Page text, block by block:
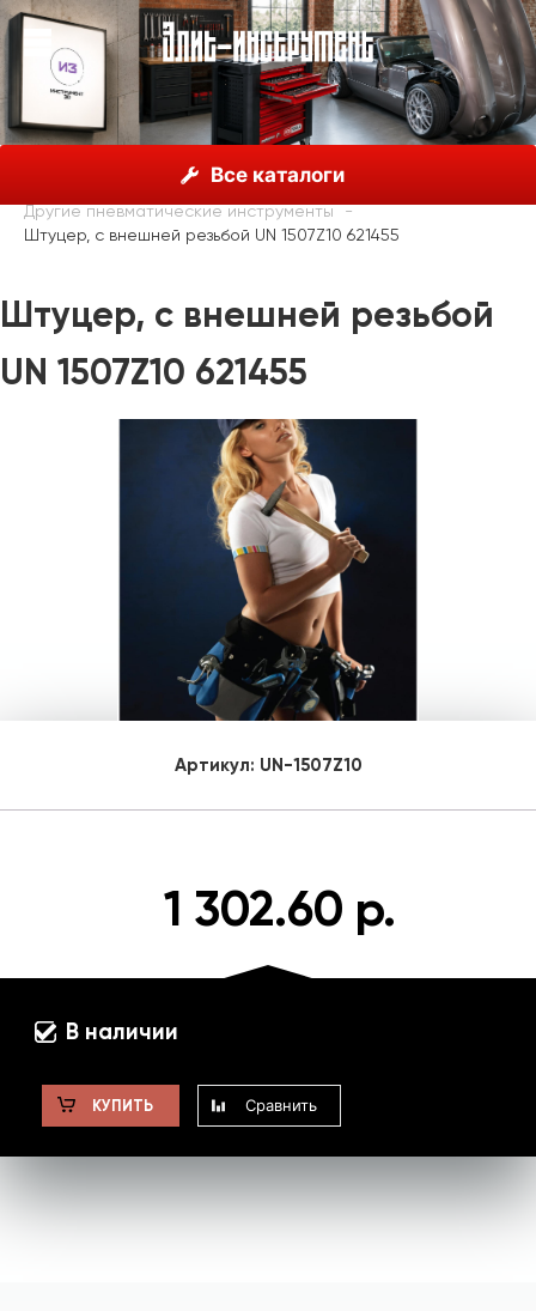
Все каталоги
Unior, Словения
Пневматические инструменты
Другие пневматические инструменты
Штуцер, с внешней резьбой UN 1507Z10 621455
Штуцер, с внешней резьбой
UN 1507Z10 621455
Артикул: UN-1507Z10
1 302.60 р.
В наличии
КУПИТЬ Сравнить